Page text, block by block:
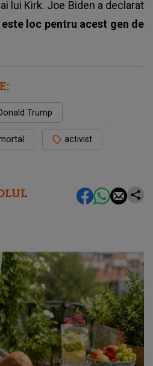
lui Kirk. Joe Biden a declarat
loc pentru acest gen de
Trump
activist